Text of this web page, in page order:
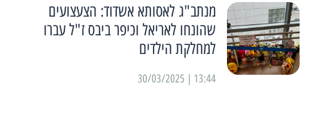
מנתב"ג לאסותא אשדוד: הצעצועים
שהונחו לאריאל וכיפר ביבס ז"ל עברו
למחלקת הילדים
13:44 | 30/03/2025